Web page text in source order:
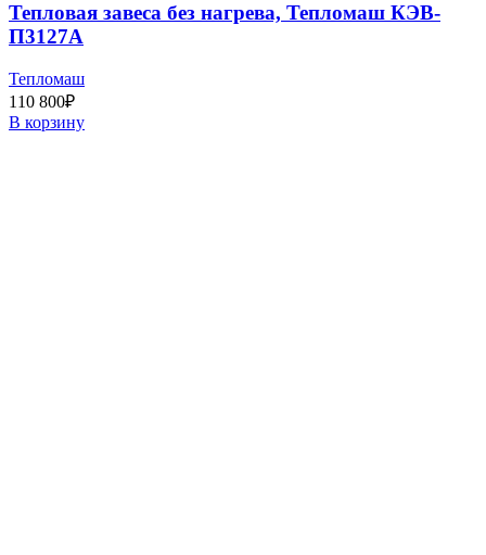
Тепловая завеса без нагрева, Тепломаш КЭВ-
П3127A
Тепломаш
110 800₽
В корзину